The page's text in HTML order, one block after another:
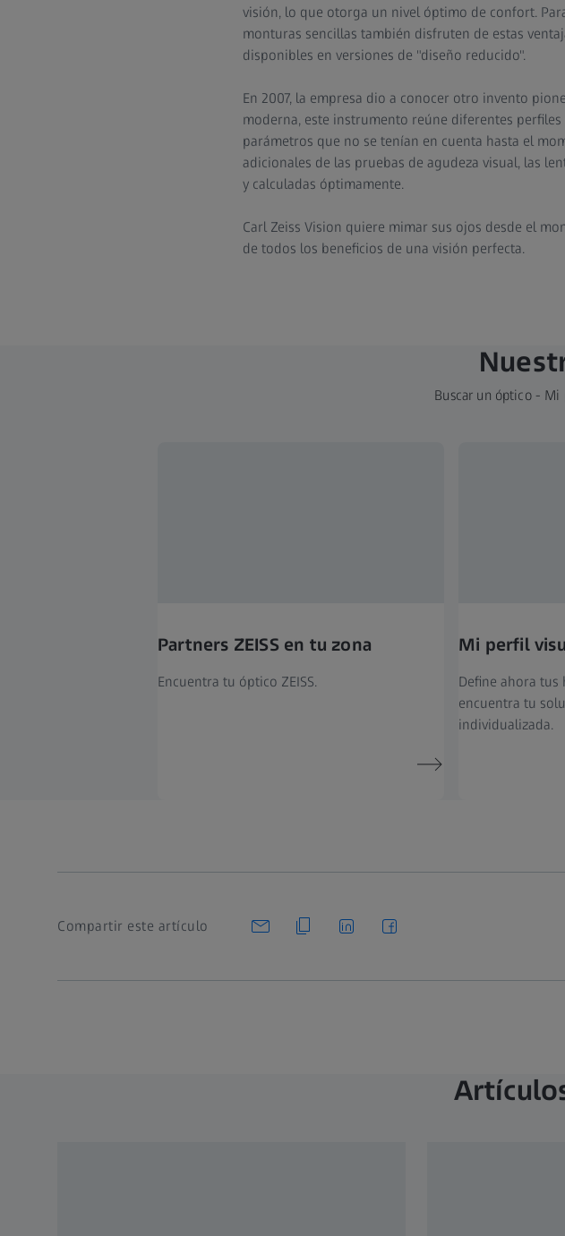
visión, lo que otorga un nivel óptimo de confort.
monturas sencillas también disfruten de estas
disponibles en versiones de "diseño reducido".
En 2007, la empresa dio a conocer otro invento
moderna, este instrumento reúne diferentes
parámetros que no se tenían en cuenta hasta el
adicionales de las pruebas de agudeza visual, las
y calculadas óptimamente.
Carl Zeiss Vision quiere mimar sus ojos desde el
de todos los beneficios de una visión perfecta.
Buscar un óptico -
Partners ZEISS en tu zona
Encuentra tu óptico ZEISS.
Mi perfil
Define ahora tus
encuentra tu
individualizada.
Compartir este artículo